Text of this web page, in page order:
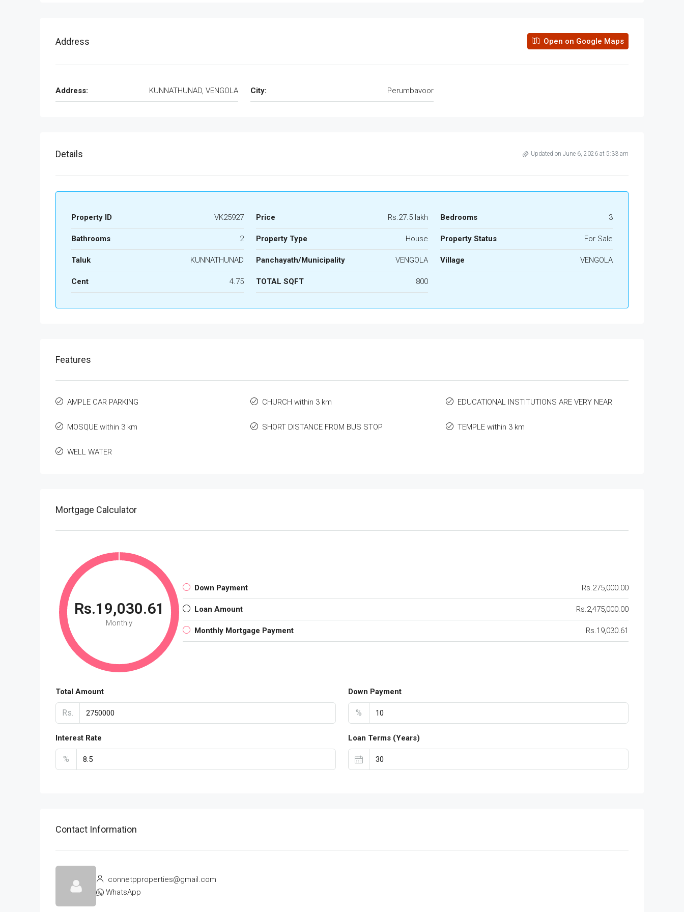
Address Open on Google Maps
Address: KUNNATHUNAD, VENGOLA City: Perumbavoor
Details Updated on June 6, 2026 at 5:33 am
Property ID VK25927 Price Rs.27.5 lakh Bedrooms 3
Bathrooms 2 Property Type House Property Status For Sale
Taluk KUNNATHUNAD Panchayath/Municipality VENGOLA Village VENGOLA
Cent 4.75 TOTAL SQFT 800
Features
AMPLE CAR PARKING CHURCH within 3 km EDUCATIONAL INSTITUTIONS ARE VERY NEAR
MOSQUE within 3 km SHORT DISTANCE FROM BUS STOP TEMPLE within 3 km
WELL WATER
Mortgage Calculator
Rs.19,030.61
Monthly
Down Payment Rs.275,000.00
Loan Amount Rs.2,475,000.00
Monthly Mortgage Payment Rs.19,030.61
Total Amount
Rs.
Down Payment
%
Interest Rate
%
Loan Terms (Years)
Contact Information
connetpproperties@gmail.com
WhatsApp